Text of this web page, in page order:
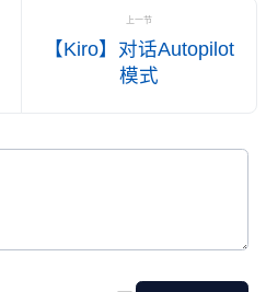
上一节
【Kiro】对话Autopilot
模式